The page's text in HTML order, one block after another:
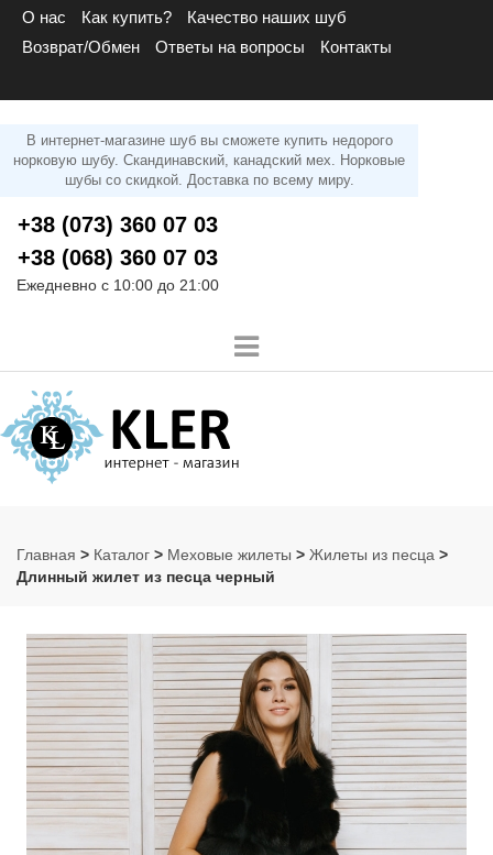
О нас Как купить?
Качество наших шуб
Возврат/Обмен
Ответы на вопросы Контакты
В интернет-магазине шуб вы сможете купить недорого
норковую шубу. Скандинавский, канадский мех. Норковые
шубы со скидкой. Доставка по всему миру.
+38 (073) 360 07 03
+38 (068) 360 07 03
Ежедневно с 10:00 до 21:00
Главная > Каталог > Меховые жилеты > Жилеты из песца >
Длинный жилет из песца черный